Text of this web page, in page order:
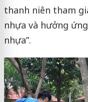
thanh niên tham
nhựa và hưởng
nhựa”.